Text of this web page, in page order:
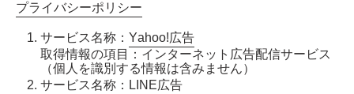
プライバシーポリシー
サービス名称： Yahoo!広告
取得情報の項目：インターネット広告配信サービス
（個人を識別する情報は含みません）
サービス名称： LINE広告